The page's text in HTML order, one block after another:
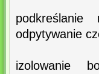
podkreślanie
odpytywanie
izolowanie